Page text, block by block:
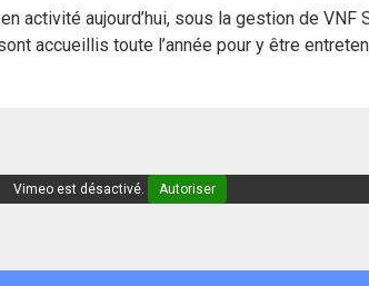
activité aujourd’hui, sous la gestion de VNF
accueillis toute l’année pour y être
Vimeo est désactivé. Autoriser